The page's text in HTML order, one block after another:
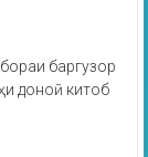
баргузор
доноӣ китоб